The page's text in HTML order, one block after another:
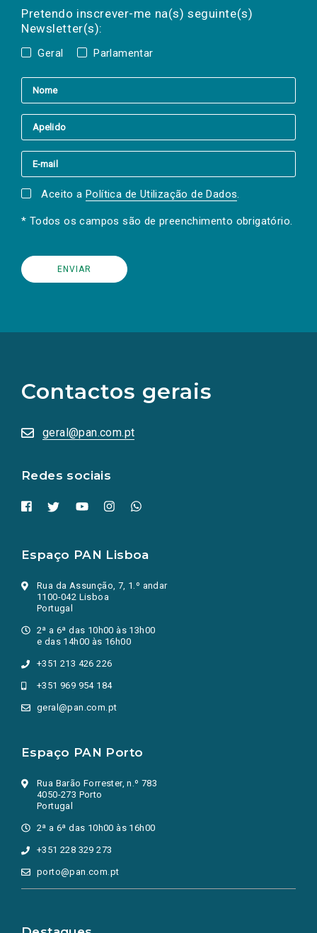
Pretendo inscrever-me na(s) seguinte(s)
Newsletter(s):
Geral Parlamentar
a(s) newsletter(s).
mail
Aceito a Política de Utilização de Dados.
* Todos os campos são de preenchimento obrigatório.
Contactos gerais
geral@pan.com.pt
Redes sociais
redes
sociais
numa
nova
Espaço PAN Lisboa
Rua da Assunção, 7, 1.º andar
1100-042 Lisboa
Portugal
2ª a 6ª das 10h00 às 13h00
e das 14h00 às 16h00
+351 213 426 226
+351 969 954 184
geral@pan.com.pt
Espaço PAN Porto
Rua Barão Forrester, n.º 783
4050-273 Porto
Portugal
2ª a 6ª das 10h00 às 16h00
+351 228 329 273
porto@pan.com.pt